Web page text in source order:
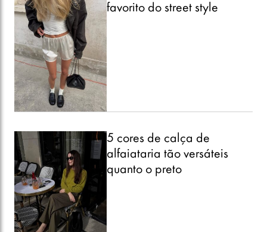
favorito do street style
5 cores de calça de
alfaiataria tão versáteis
quanto o preto